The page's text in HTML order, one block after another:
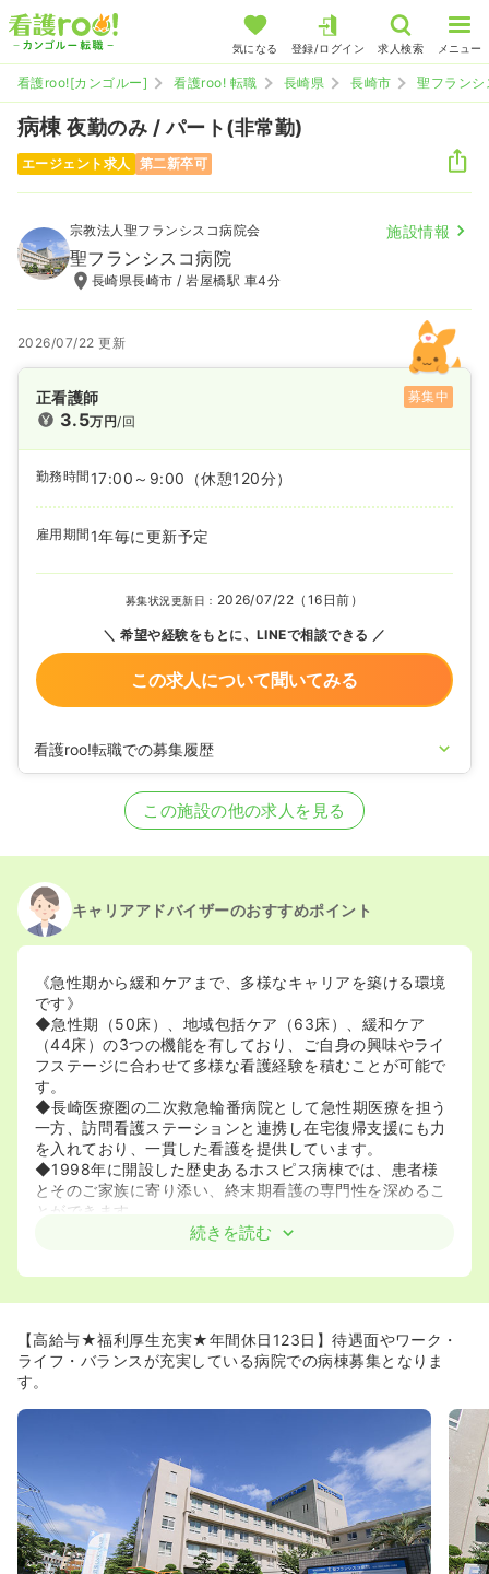
気になる 登録/ログイン 求人検索 メニュー
看護roo![カンゴルー] 看護roo! 転職 長崎県 長崎市 聖フラン
病棟夜勤のみ / パート(非常勤)
エージェント求人 第二新卒可
宗教法人聖フランシスコ病院会 施設情報
聖フランシスコ病院
長崎県長崎市 / 岩屋橋駅 車4分
2026/07/22 更新
正看護師 募集中
3.5万円/回
勤務時間 17:00～9:00 （休憩120分）
雇用期間 1年毎に更新予定
募集状況更新日： 2026/07/22（16日前）
希望や経験をもとに、LINEで相談できる
この求人について聞いてみる
看護roo!転職での募集履歴
この施設の他の求人を見る
キャリアアドバイザーのおすすめポイント
《急性期から緩和ケアまで、多様なキャリアを築ける環境
です》
◆急性期（50床）、地域包括ケア（63床）、緩和ケア
（44床）の3つの機能を有しており、ご自身の興味やライ
フステージに合わせて多様な看護経験を積むことが可能で
す。
◆長崎医療圏の二次救急輪番病院として急性期医療を担う
一方、訪問看護ステーションと連携し在宅復帰支援にも力
を入れており、一貫した看護を提供しています。
◆1998年に開設した歴史あるホスピス病棟では、患者様
とそのご家族に寄り添い、終末期看護の専門性を深めるこ
とができます。
す》
期間中も基本給と賞与が支給されます。
◆現在12名の認定看護師が在籍しており、専門性の高い知
◆院内にはキャリア開発ラダーが整備されており、ご自身
のペースで着実にステップアップしていくことが可能で
《年間休日123日、ワーク・ライフ・バランスを大切にで
きます》
◆年間休日が123日と多く、月平均の時間外労働も10時間
程度のため、プライベートの時間を大切にしながらご勤務
続きを読む
【高給与★福利厚生充実★年間休日123日】待遇面やワーク・
ライフ・バランスが充実している病院での病棟募集となりま
す。